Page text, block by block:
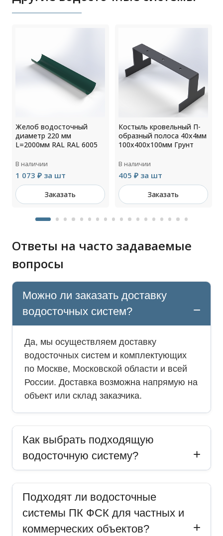
Желоб водосточный
диаметр 220 мм
L=2000мм RAL RAL 6005
В наличии
1 073 ₽ за шт
Заказать
Костыль кровельный П-
образный полоса 40х4мм
100х400х100мм Грунт
В наличии
405 ₽ за шт
Заказать
Ответы на часто задаваемые
вопросы
Можно ли заказать доставку
водосточных систем?
Да, мы осуществляем доставку
водосточных систем и комплектующих
по Москве, Московской области и всей
России. Доставка возможна напрямую на
объект или склад заказчика.
Как выбрать подходящую
водосточную систему?
Подходят ли водосточные
системы ПК ФСК для частных и
коммерческих объектов?